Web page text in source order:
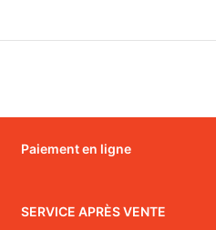
Paiement en ligne
SERVICE APRÈS VENTE